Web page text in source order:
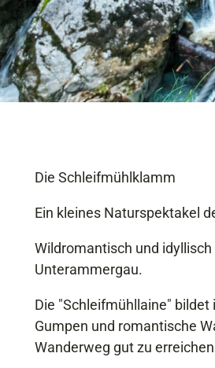
Die Schleifmühlklamm
Ein kleines Naturspektakel
Wildromantisch und
Unterammergau.
Die "Schleifmühllaine"
Gumpen und romantische
Wanderweg gut zu